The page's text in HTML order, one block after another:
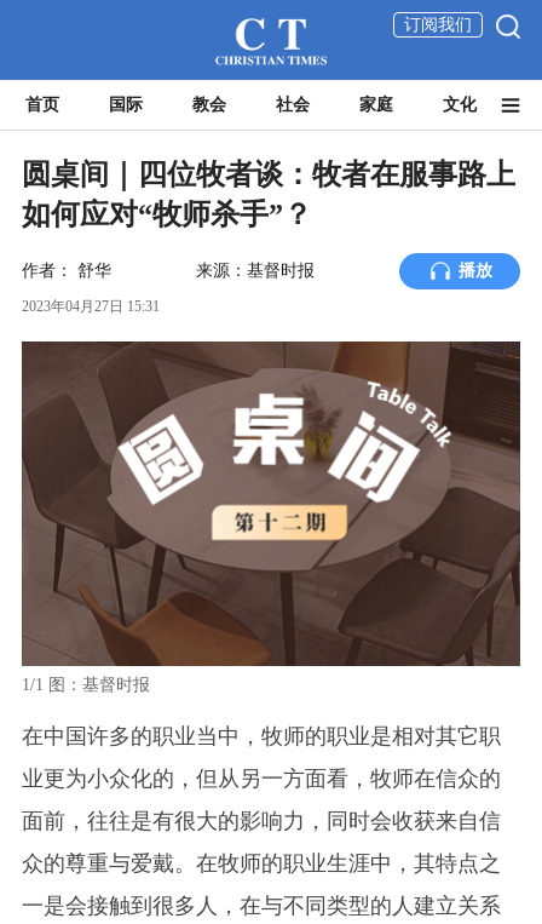
订阅我们
首页 国际 教会 社会 家庭 文化
圆桌间｜四位牧者谈：牧者在服事路上
如何应对“牧师杀手”？
作者： 舒华 来源：基督时报 播放
2023年04月27日 15:31
1/1 图：基督时报
在中国许多的职业当中，牧师的职业是相对其它职
业更为小众化的，但从另一方面看，牧师在信众的
面前，往往是有很大的影响力，同时会收获来自信
众的尊重与爱戴。在牧师的职业生涯中，其特点之
一是会接触到很多人，在与不同类型的人建立关系